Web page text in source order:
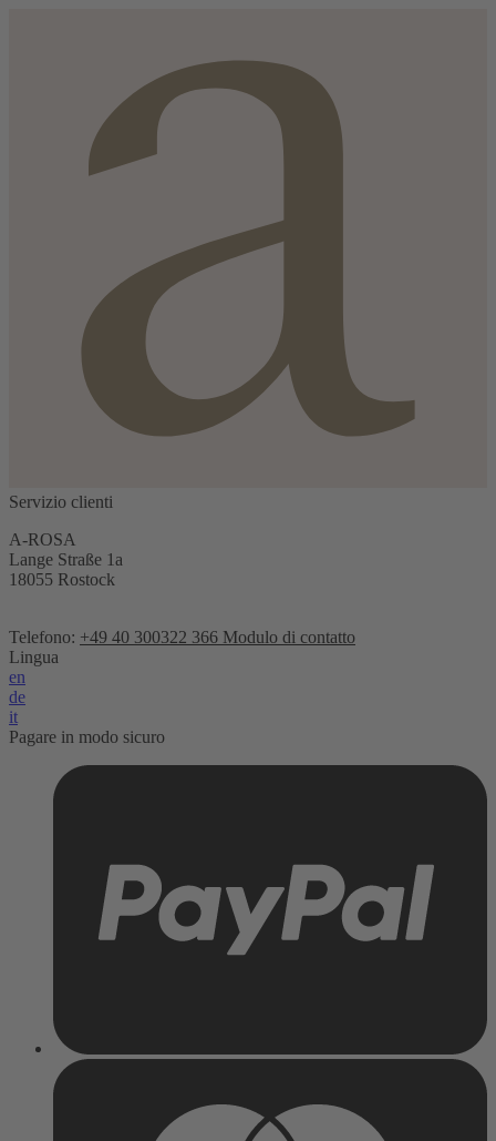
Servizio clienti
A-ROSA
Lange Straße 1a
18055 Rostock
Telefono: +49 40 300322 366 Modulo di contatto
Lingua
en
de
it
Pagare in modo sicuro